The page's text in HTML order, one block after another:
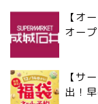
【オ
オー
【サ
出！